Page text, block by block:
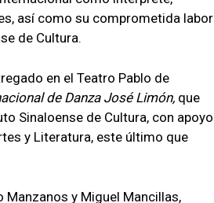
así como su comprometida labor
de Cultura.
en el Teatro Pablo de
de Danza José Limón, que
Sinaloense de Cultura, con apoyo
y Literatura, este último que
y Miguel Mancillas,